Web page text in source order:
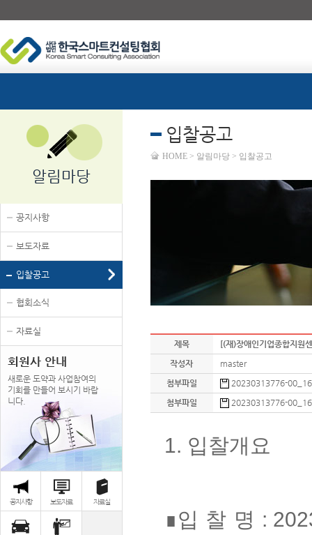
알림마당
공지사항
보도자료
입찰공고
협회소식
자료실
회원사 안내
새로운 도약과 사업참여의
기회를 만들어 보시기 바랍
니다.
공지사항 보도자료 자료실
입찰공고
HOME > 알림마당 > 입찰공고
제목
[(재)장애인기업종합지원
작성자
master
첨부파일
20230313776-
첨부파일
20230313776-
1. 입찰개요
∎입 찰 명 :